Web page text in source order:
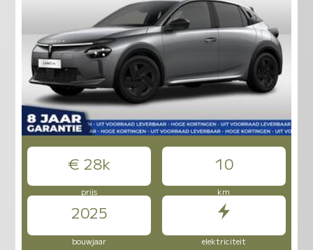
€ 28k 10
prijs km
2025
bouwjaar elektriciteit